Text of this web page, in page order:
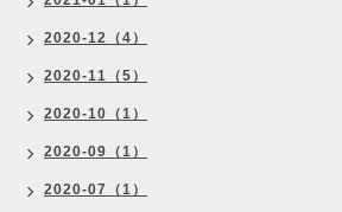
2020-12（4）
2020-11（5）
2020-10（1）
2020-09（1）
2020-07（1）